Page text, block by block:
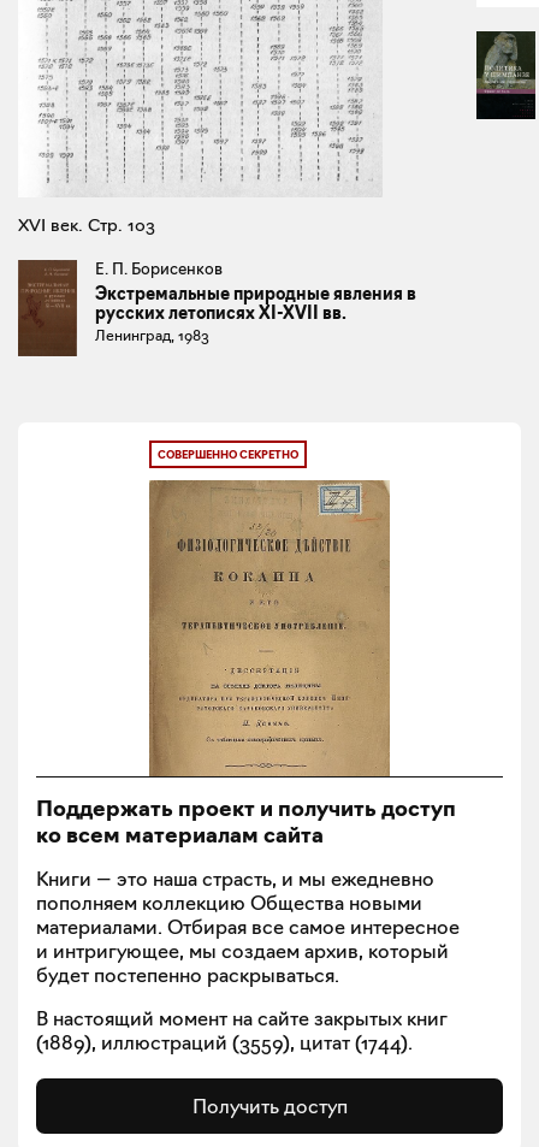
XVI век. Стр. 103
Е. П. Борисенков
Экстремальные природные явления в
русских летописях XI-XVII вв.
Ленинград, 1983
СОВЕРШЕННО СЕКРЕТНО
Поддержать проект и получить доступ
ко всем материалам сайта
Книги — это наша страсть, и мы ежедневно
пополняем коллекцию Общества новыми
материалами. Отбирая все самое интересное
и интригующее, мы создаем архив, который
будет постепенно раскрываться.
В настоящий момент на сайте закрытых книг
(1889), иллюстраций (3559), цитат (1744).
Получить доступ